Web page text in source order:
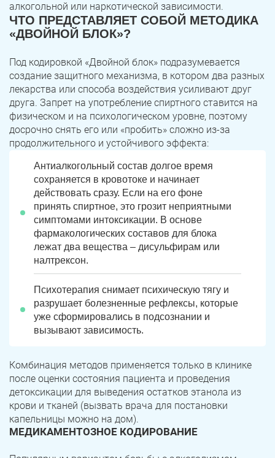
алкогольной или наркотической зависимости.
ЧТО ПРЕДСТАВЛЯЕТ СОБОЙ МЕТОДИКА
«ДВОЙНОЙ БЛОК»?
Под кодировкой «Двойной блок» подразумевается
создание защитного механизма, в котором два разных
лекарства или способа воздействия усиливают друг
друга. Запрет на употребление спиртного ставится на
физическом и на психологическом уровне, поэтому
досрочно снять его или «пробить» сложно из-за
продолжительного и устойчивого эффекта:
Антиалкогольный состав долгое время
сохраняется в кровотоке и начинает
действовать сразу. Если на его фоне
принять спиртное, это грозит неприятными
симптомами интоксикации. В основе
фармакологических составов для блока
лежат два вещества – дисульфирам или
налтрексон.
Психотерапия снимает психическую тягу и
разрушает болезненные рефлексы, которые
уже сформировались в подсознании и
вызывают зависимость.
Комбинация методов применяется только в клинике
после оценки состояния пациента и проведения
детоксикации для выведения остатков этанола из
крови и тканей (вызвать врача для постановки
капельницы можно на дом).
МЕДИКАМЕНТОЗНОЕ КОДИРОВАНИЕ